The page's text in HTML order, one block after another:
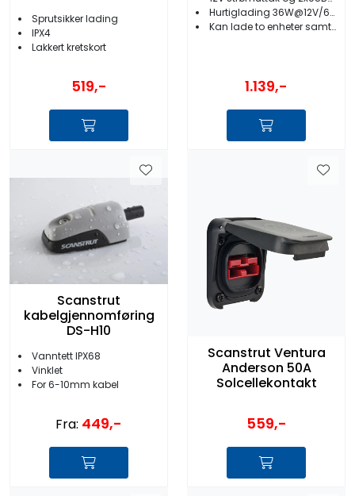
Sprutsikker lading
IPX4
Lakkert kretskort
519,-
Hurtiglading 36W@12V/60W@24V
Kan lade to enheter samtidig
1.139,-
Scanstrut
kabelgjennomføring
DS-H10
Vanntett IPX68
Vinklet
For 6-10mm kabel
Fra: 449,-
Scanstrut Ventura
Anderson 50A
Solcellekontakt
559,-